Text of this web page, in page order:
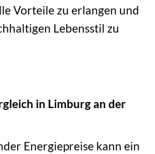
Vorteile zu erlangen und
Lebensstil zu
in Limburg an der
Energiepreise kann ein